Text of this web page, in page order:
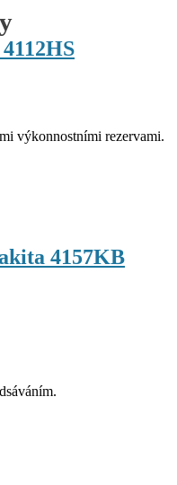
výkonnostními rezervami.
4157KB